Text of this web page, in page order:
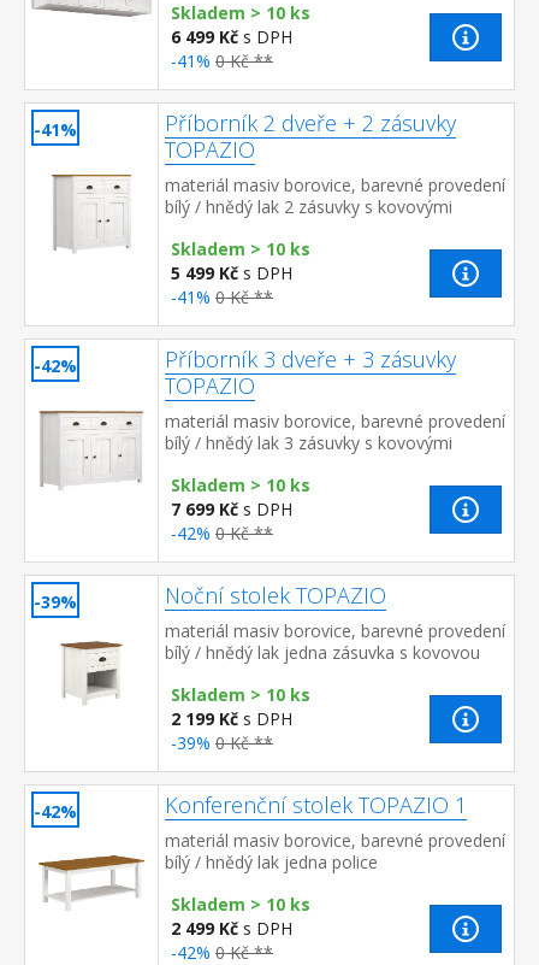
Skladem > 10 ks
6 499 Kč s DPH
-41% 0 Kč **
-41%
Příborník 2 dveře + 2 zásuvky
TOPAZIO
materiál masiv borovice, barevné provedení
bílý / hnědý lak 2 zásuvky s kovovými
Skladem > 10 ks
5 499 Kč s DPH
-41% 0 Kč **
-42%
Příborník 3 dveře + 3 zásuvky
TOPAZIO
materiál masiv borovice, barevné provedení
bílý / hnědý lak 3 zásuvky s kovovými
Skladem > 10 ks
7 699 Kč s DPH
-42% 0 Kč **
-39% Noční stolek TOPAZIO
materiál masiv borovice, barevné provedení
bílý / hnědý lak jedna zásuvka s kovovou
Skladem > 10 ks
2 199 Kč s DPH
-39% 0 Kč **
-42% Konferenční stolek TOPAZIO 1
materiál masiv borovice, barevné provedení
bílý / hnědý lak jedna police
Skladem > 10 ks
2 499 Kč s DPH
-42% 0 Kč **